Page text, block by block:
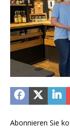
Abonnieren Sie